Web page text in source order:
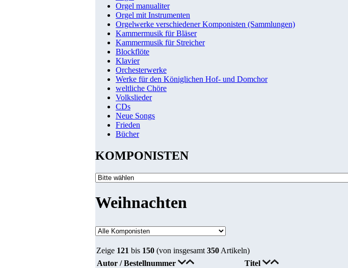
Orgel manualiter
Orgel mit Instrumenten
Orgelwerke verschiedener Komponisten (Sammlungen)
Kammermusik für Bläser
Kammermusik für Streicher
Blockflöte
Klavier
Orchesterwerke
Werke für den Königlichen Hof- und Domchor
weltliche Chöre
Volkslieder
CDs
Neue Songs
Frieden
Bücher
KOMPONISTEN
Weihnachten
Zeige 121 bis 150 (von insgesamt 350 Artikeln)
Autor / Bestellnummer
Titel